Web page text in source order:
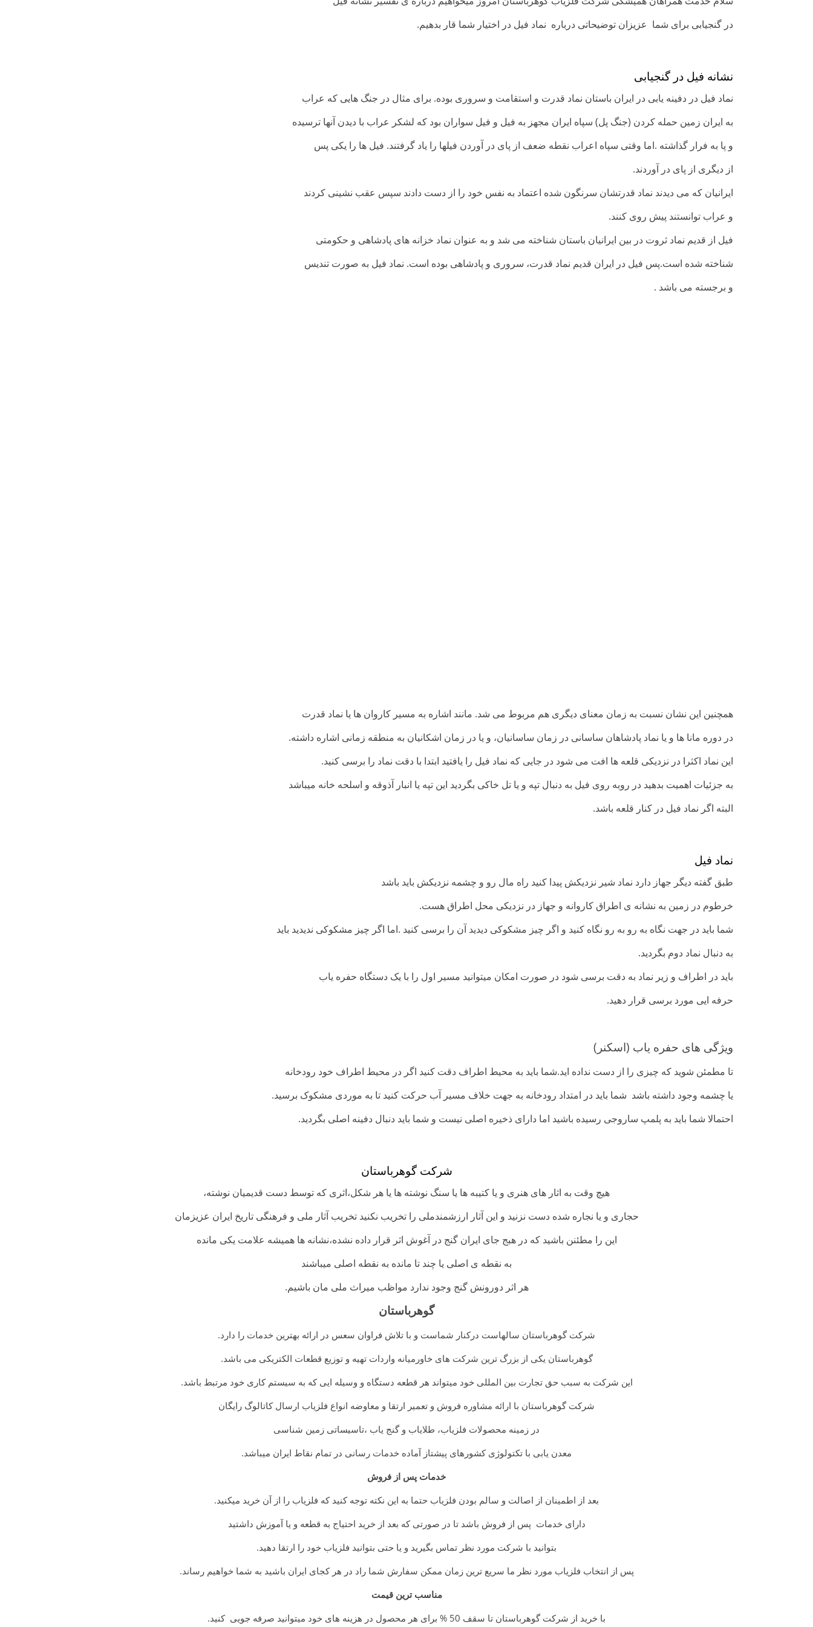
در گنجیابی برای شما عزیزان توضیحاتی درباره نماد فیل در اختیار شما قار بدهیم.
نشانه فیل در گنجیابی
نماد فیل در دفینه یابی در ایران باستان نماد قدرت و استقامت و سروری بوده. برای مثال در جنگ هایی که عراب
به ایران زمین حمله کردن (جنگ پل) سپاه ایران مجهز به فیل و فیل سواران بود که لشکر عراب با دیدن آنها ترسیده
و پا به فرار گذاشته .اما وقتی سپاه اعراب نقطه ضعف از پای در آوردن فیلها را یاد گرفتند. فیل ها را یکی پس
از دیگری از پای در آوردند.
ایرانیان که می دیدند نماد قدرتشان سرنگون شده اعتماد به نفس خود را از دست دادند سپس عقب نشینی کردند
و عراب توانستند پیش روی کنند.
فیل از قدیم نماد ثروت در بین ایرانیان باستان شناخته می شد و به عنوان نماد خزانه های پادشاهی و حکومتی
شناخته شده است.پس فیل در ایران قدیم نماد قدرت، سروری و پادشاهی بوده است. نماد فیل به صورت تندیس
و برجسته می باشد .
همچنین این نشان نسبت به زمان معنای دیگری هم مربوط می شد. مانند اشاره به مسیر کاروان ها یا نماد قدرت
در دوره مانا ها و یا نماد پادشاهان ساسانی در زمان ساسانیان، و یا در زمان اشکانیان به منطقه زمانی اشاره داشته.
این نماد اکثرا در نزدیکی قلعه ها افت می شود در جایی که نماد فیل را یافتید ابتدا با دقت نماد را برسی کنید.
به جزئیات اهمیت بدهید در روبه روی فیل به دنبال تپه و یا تل خاکی بگردید این تپه یا انبار آذوقه و اسلحه خانه میباشد
البته اگر نماد فیل در کنار قلعه باشد.
نماد فیل
طبق گفته دیگر جهاز دارد نماد شیر نزدیکش پیدا کنید راه مال رو و چشمه نزدیکش باید باشد
خرطوم در زمین به نشانه ی اطراق کاروانه و جهاز در نزدیکی محل اطراق هست.
شما باید در جهت نگاه به رو به رو نگاه کنید و اگر چیز مشکوکی دیدید آن را برسی کنید .اما اگر چیز مشکوکی ندیدید باید
به دنبال نماد دوم بگردید.
باید در اطراف و زیر نماد به دقت برسی شود در صورت امکان میتوانید مسیر اول را با یک دستگاه حفره یاب
حرفه ایی مورد برسی قرار دهید.
ویژگی های حفره یاب (اسکنر)
تا مطمئن شوید که چیزی را از دست نداده اید.شما باید به محیط اطراف دقت کنید اگر در محیط اطراف خود رودخانه
یا چشمه وجود داشته باشد شما باید در امتداد رودخانه به جهت خلاف مسیر آب حرکت کنید تا به موردی مشکوک برسید.
احتمالا شما باید به پلمپ ساروجی رسیده باشید اما دارای ذخیره اصلی نیست و شما باید دنبال دفینه اصلی بگردید.
شرکت گوهرباستان
هیچ وقت به اثار های هنری و یا کتیبه ها یا سنگ نوشته ها یا هر شکل،اثری که توسط دست قدیمیان نوشته،
حجاری و یا نجاره شده دست نزنید و این آثار ارزشمندملی را تخریب نکنیدتخریب آثار ملی و فرهنگی تاریخ ایران عزیزمان
این را مطئنن باشید که در هبج جای ایران گنج در آغوش اثر قرار داده نشده،نشانه ها همیشه علامت یکی مانده
به نقطه ی اصلی یا چند تا مانده به نقطه اصلی میباشند
هر اثر دورونش گنج وجود ندارد مواظب میراث ملی مان باشیم.
گوهرباستان
شرکت گوهرباستان سالهاست درکنار شماست و با تلاش فراوان سعس در ارائه بهترین خدمات را دارد.
گوهرباستان یکی از بزرگ ترین شرکت های خاورمیانه واردات تهیه و توزیع قطعات الکتریکی می باشد.
این شرکت به سبب حق تجارت بین المللی خود میتواند هر قطعه دستگاه و وسیله ایی که به سیستم کاری خود مرتبط باشد.
شرکت گوهرباستان با ارائه مشاوره فروش و تعمیر ارتقا و معاوضه انواع فلزیاب ارسال کاتالوگ رایگان
در زمینه محصولات فلزیاب، طلایاب و گنج یاب ،تاسیساتی زمین شناسی
معدن یابی با تکتولوژی کشورهای پیشتاز آماده خدمات رسانی در تمام نقاط ایران میباشد.
خدمات پس از فروش
بعد از اطمینان از اصالت و سالم بودن فلزیاب حتما به این نکته توجه کنید که فلزیاب را از آن خرید میکنید.
دارای خدمات پس از فروش باشد تا در صورتی که بعد از خرید احتیاج به قطعه و یا آموزش داشتید
بتوانید با شرکت مورد نظر تماس بگیرید و یا حتی بتوانید فلزیاب خود را ارتقا دهید.
پس از انتخاب فلزیاب مورد نظر ما سریع ترین زمان ممکن سفارش شما راد در هر کجای ایران باشید به شما خواهیم رساند.
مناسب ترین قیمت
با خرید از شرکت گوهرباستان تا سقف 50 % برای هر محصول در هزینه های خود میتوانید صرفه جویی کنید.